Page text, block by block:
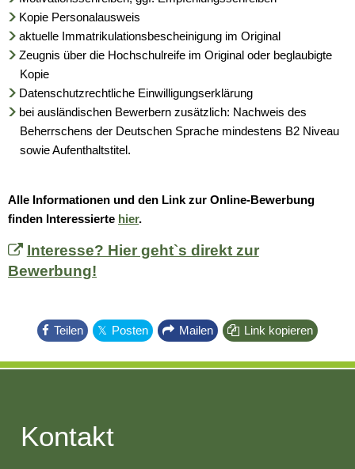
Kopie Personalausweis
aktuelle Immatrikulationsbescheinigung im Original
Zeugnis über die Hochschulreife im Original oder beglaubigte
Kopie
Datenschutzrechtliche Einwilligungserklärung
bei ausländischen Bewerbern zusätzlich: Nachweis des
Beherrschens der Deutschen Sprache mindestens B2 Niveau
sowie Aufenthaltstitel.
Alle Informationen und den Link zur Online-Bewerbung
finden Interessierte hier.
Interesse? Hier geht`s direkt zur
Bewerbung!
Teilen Posten Mailen Link kopieren
Kontakt